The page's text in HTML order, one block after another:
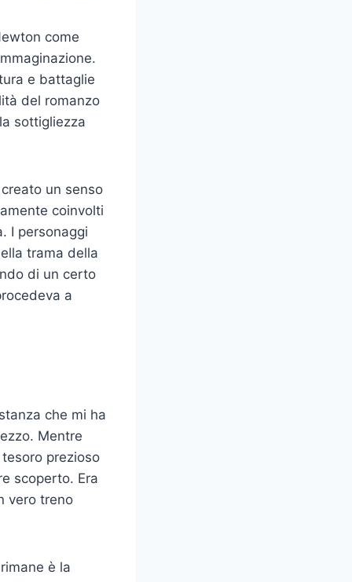
come
e battaglie
del romanzo
sottigliezza
un senso
coinvolti
I personaggi
trama della
di un certo
a
che mi ha
Mentre
prezioso
scoperto. Era
vero treno
è la